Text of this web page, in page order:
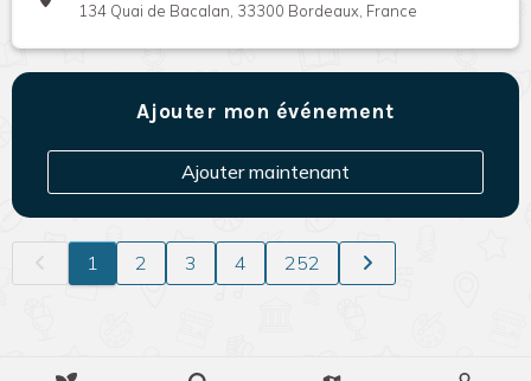
134 Quai de Bacalan, 33300 Bordeaux, France
Ajouter mon événement
Ajouter maintenant
1 2 3 4 252